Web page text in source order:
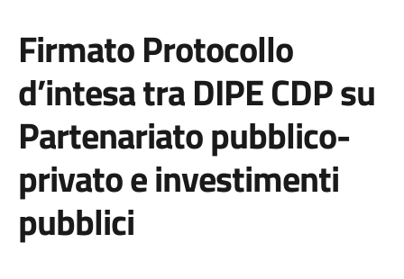
Firmato Protocollo
d’intesa tra DIPE CDP su
Partenariato pubblico-
privato e investimenti
pubblici